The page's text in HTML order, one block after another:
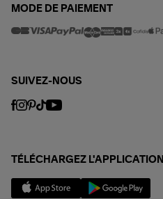
MODE DE PAIEMENT
SUIVEZ-NOUS
TÉLÉCHARGEZ L'APPLICATION